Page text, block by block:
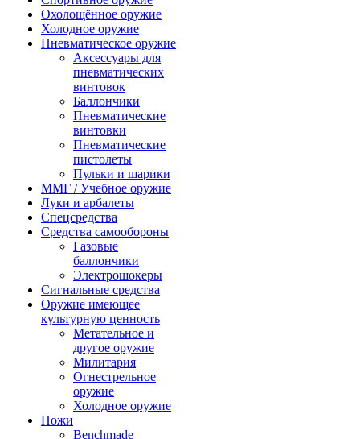
Охолощённое оружие
Холодное оружие
Пневматическое оружие
Аксессуары для
пневматических
винтовок
Баллончики
Пневматические
винтовки
Пневматические
пистолеты
Пульки и шарики
ММГ / Учебное оружие
Луки и арбалеты
Спецсредства
Средства самообороны
Газовые
баллончики
Электрошокеры
Сигнальные средства
Оружие имеющее
культурную ценность
Метательное и
другое оружие
Милитария
Огнестрельное
оружие
Холодное оружие
Ножи
Benchmade